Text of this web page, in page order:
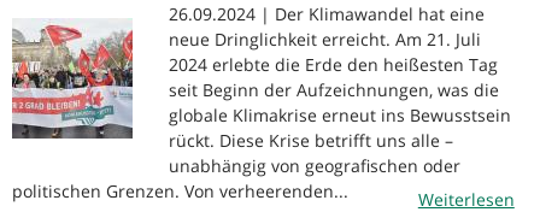
26.09.2024 | Der Klimawandel hat eine
neue Dringlichkeit erreicht. Am 21. Juli
2024 erlebte die Erde den heißesten Tag
seit Beginn der Aufzeichnungen, was die
globale Klimakrise erneut ins Bewusstsein
rückt. Diese Krise betrifft uns alle –
unabhängig von geografischen oder
politischen Grenzen. Von verheerenden...
Weiterlesen